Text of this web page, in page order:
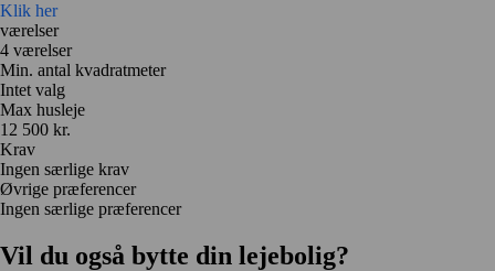
Klik her
værelser
4 værelser
Min. antal kvadratmeter
Intet valg
Max husleje
12 500 kr.
Krav
Ingen særlige krav
Øvrige præferencer
Ingen særlige præferencer
Vil du også bytte din lejebolig?